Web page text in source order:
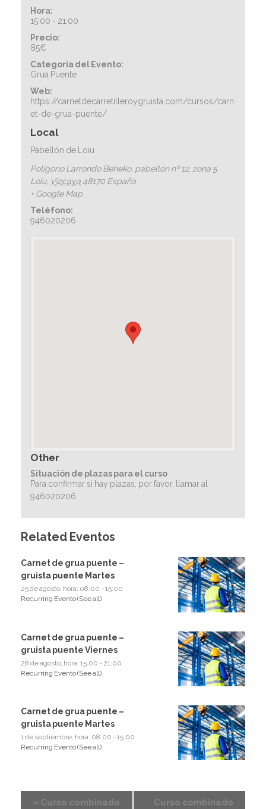
Hora:
15:00 - 21:00
Precio:
85€
Categoría del Evento:
Grua Puente
Web:
https://carnetdecarretilleroygruista.com/cursos/carn
et-de-grua-puente/
Local
Pabellón de Loiu
Polígono Larrondo Beheko, pabellón nº 12, zona 5
Loiu, Vizcaya 48170 España
+ Google Map
Teléfono:
946020206
Other
Situación de plazas para el curso
Para confirmar si hay plazas, por favor, llamar al
946020206
Related Eventos
Carnet de grua puente –
gruista puente Martes
25 de agosto, hora: 08:00 -15:00
Recurring Evento(See all)
Carnet de grua puente –
gruista puente Viernes
28 de agosto, hora: 15:00 - 21:00
Recurring Evento(See all)
Carnet de grua puente –
gruista puente Martes
1 de septiembre, hora: 08:00 -15:00
Recurring Evento(See all)
« Curso combinado
Curso combinado